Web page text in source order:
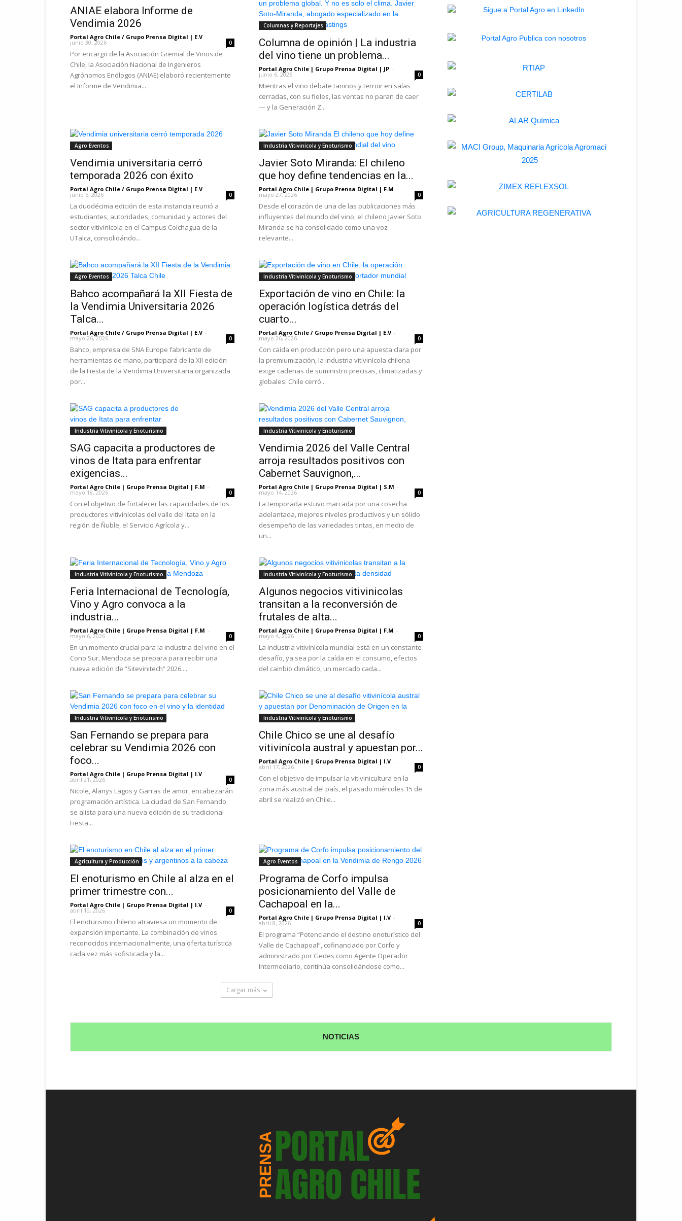
ANIAE elabora Informe de
Vendimia 2026
Portal Agro Chile / Grupo Prensa Digital | E.V -
junio 30, 2026 0
Por encargo de la Asociación Gremial de Vinos de
Chile, la Asociación Nacional de Ingenieros
Agrónomos Enólogos (ANIAE) elaboró recientemente
el Informe de Vendimia...
Columnas y Reportajes
Columna de opinión | La industria
del vino tiene un problema...
Portal Agro Chile | Grupo Prensa Digital | JP -
junio 6, 2026 0
Mientras el vino debate taninos y terroir en salas
cerradas, con su fieles, las ventas no paran de caer
— y la Generación Z...
Agro Eventos
Vendimia universitaria cerró
temporada 2026 con éxito
Portal Agro Chile / Grupo Prensa Digital | E.V -
junio 5, 2026 0
La duodécima edición de esta instancia reunió a
estudiantes, autoridades, comunidad y actores del
sector vitivinícola en el Campus Colchagua de la
UTalca, consolidándo...
Industria Vitivinícola y Enoturismo
Javier Soto Miranda: El chileno
que hoy define tendencias en la...
Portal Agro Chile | Grupo Prensa Digital | F.M -
mayo 27, 2026 0
Desde el corazón de una de las publicaciones más
influyentes del mundo del vino, el chileno Javier Soto
Miranda se ha consolidado como una voz
relevante...
Agro Eventos
Bahco acompañará la XII Fiesta de
la Vendimia Universitaria 2026
Talca...
Portal Agro Chile / Grupo Prensa Digital | E.V -
mayo 26, 2026 0
Bahco, empresa de SNA Europe fabricante de
herramientas de mano, participará de la XII edición
de la Fiesta de la Vendimia Universitaria organizada
por...
Industria Vitivinícola y Enoturismo
Exportación de vino en Chile: la
operación logística detrás del
cuarto...
Portal Agro Chile / Grupo Prensa Digital | E.V -
mayo 26, 2026 0
Con caída en producción pero una apuesta clara por
la premiumización, la industria vitivinícola chilena
exige cadenas de suministro precisas, climatizadas y
globales. Chile cerró...
Industria Vitivinícola y Enoturismo
SAG capacita a productores de
vinos de Itata para enfrentar
exigencias...
Portal Agro Chile | Grupo Prensa Digital | F.M -
mayo 18, 2026 0
Con el objetivo de fortalecer las capacidades de los
productores vitivinícolas del valle del Itata en la
región de Ñuble, el Servicio Agrícola y...
Industria Vitivinícola y Enoturismo
Vendimia 2026 del Valle Central
arroja resultados positivos con
Cabernet Sauvignon,...
Portal Agro Chile | Grupo Prensa Digital | S.M -
mayo 14, 2026 0
La temporada estuvo marcada por una cosecha
adelantada, mejores niveles productivos y un sólido
desempeño de las variedades tintas, en medio de
un...
Industria Vitivinícola y Enoturismo
Feria Internacional de Tecnología,
Vino y Agro convoca a la
industria...
Portal Agro Chile | Grupo Prensa Digital | F.M -
mayo 6, 2026 0
En un momento crucial para la industria del vino en el
Cono Sur, Mendoza se prepara para recibir una
nueva edición de “Sitevinitech” 2026....
Industria Vitivinícola y Enoturismo
Algunos negocios vitivinicolas
transitan a la reconversión de
frutales de alta...
Portal Agro Chile | Grupo Prensa Digital | F.M -
mayo 4, 2026 0
La industria vitivinícola mundial está en un constante
desafío, ya sea por la caída en el consumo, efectos
del cambio climático, un mercado cada...
Industria Vitivinícola y Enoturismo
San Fernando se prepara para
celebrar su Vendimia 2026 con
foco...
Portal Agro Chile | Grupo Prensa Digital | I.V -
abril 21, 2026 0
Nicole, Alanys Lagos y Garras de amor, encabezarán
programación artística. La ciudad de San Fernando
se alista para una nueva edición de su tradicional
Fiesta...
Industria Vitivinícola y Enoturismo
Chile Chico se une al desafío
vitivinícola austral y apuestan por...
Portal Agro Chile | Grupo Prensa Digital | I.V -
abril 17, 2026 0
Con el objetivo de impulsar la vitivinicultura en la
zona más austral del país, el pasado miércoles 15 de
abril se realizó en Chile...
Agricultura y Producción
El enoturismo en Chile al alza en el
primer trimestre con...
Portal Agro Chile | Grupo Prensa Digital | I.V -
abril 10, 2026 0
El enoturismo chileno atraviesa un momento de
expansión importante. La combinación de vinos
reconocidos internacionalmente, una oferta turística
cada vez más sofisticada y la...
Agro Eventos
Programa de Corfo impulsa
posicionamiento del Valle de
Cachapoal en la...
Portal Agro Chile | Grupo Prensa Digital | I.V -
abril 8, 2026 0
El programa “Potenciando el destino enoturístico del
Valle de Cachapoal”, cofinanciado por Corfo y
administrado por Gedes como Agente Operador
Intermediario, continúa consolidándose como...
Cargar más
NOTICIAS